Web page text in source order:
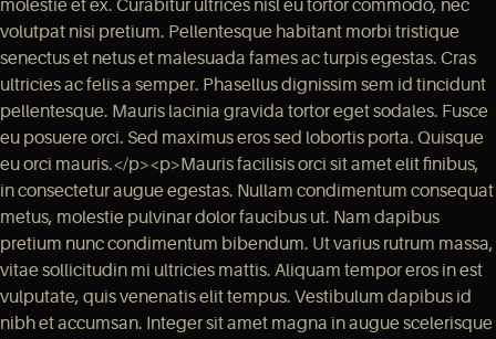
molestie et ex. Curabitur ultrices nisl eu tortor commodo, nec
volutpat nisi pretium. Pellentesque habitant morbi tristique
senectus et netus et malesuada fames ac turpis egestas. Cras
ultricies ac felis a semper. Phasellus dignissim sem id tincidunt
pellentesque. Mauris lacinia gravida tortor eget sodales. Fusce
eu posuere orci. Sed maximus eros sed lobortis porta. Quisque
eu orci mauris.</p><p>Mauris facilisis orci sit amet elit finibus,
in consectetur augue egestas. Nullam condimentum consequat
metus, molestie pulvinar dolor faucibus ut. Nam dapibus
pretium nunc condimentum bibendum. Ut varius rutrum massa,
vitae sollicitudin mi ultricies mattis. Aliquam tempor eros in est
vulputate, quis venenatis elit tempus. Vestibulum dapibus id
nibh et accumsan. Integer sit amet magna in augue scelerisque